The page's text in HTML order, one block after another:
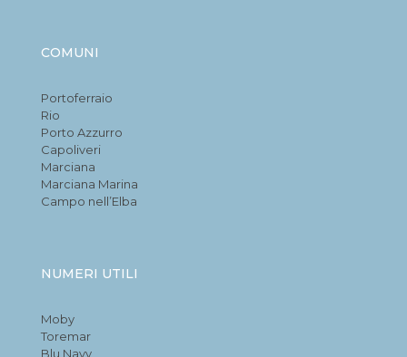
COMUNI
Portoferraio
Rio
Porto Azzurro
Capoliveri
Marciana
Marciana Marina
Campo nell’Elba
NUMERI UTILI
Moby
Toremar
Blu Navy